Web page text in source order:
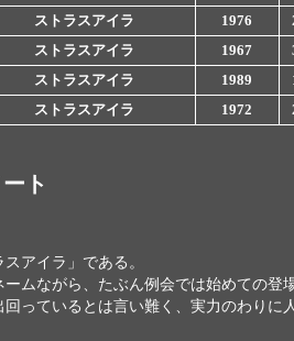
ストラスアイラ 1976
ストラスアイラ 1967
ストラスアイラ 1989
ストラスアイラ 1972
ト
アイラ」である。
ムながら、たぶん例会では始めての登
っているとは言い難く、実力のわりに